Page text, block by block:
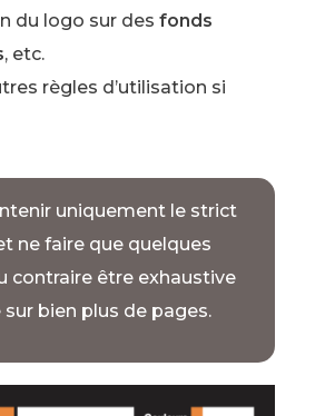
du logo sur des fonds
, etc.
règles d’utilisation si
uniquement le strict
ne faire que quelques
contraire être exhaustive
sur bien plus de pages.